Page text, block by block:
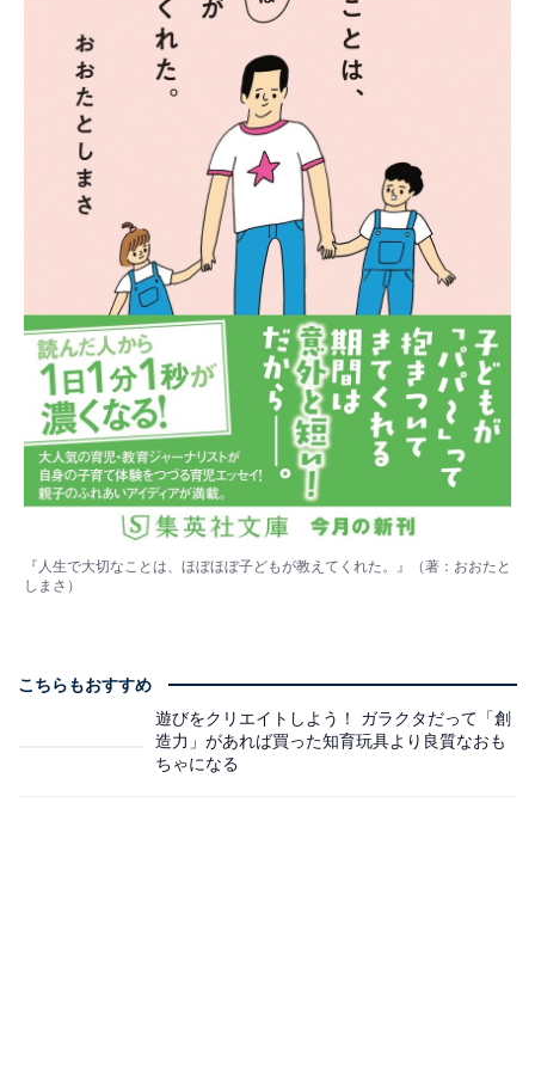
『人生で大切なことは、ほぼほぼ子どもが教えてくれた。』（著：おおたと
しまさ）
こちらもおすすめ
遊びをクリエイトしよう！ ガラクタだって「創
造力」があれば買った知育玩具より良質なおも
ちゃになる